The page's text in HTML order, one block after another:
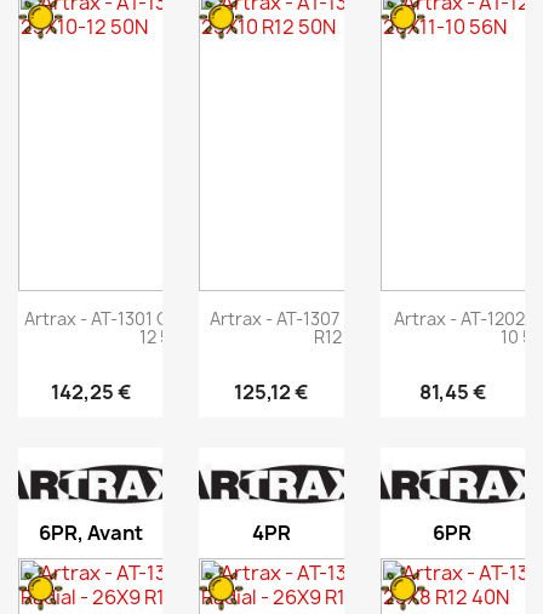
Artrax - AT-1301 Countrax - 25X10-
12 50N
142,25 €
Artrax - AT-1307 Mud Trax - 25X10
R12 50N
125,12 €
Artrax - AT-1202
10
81,45 €
6PR, Avant 4PR 6PR